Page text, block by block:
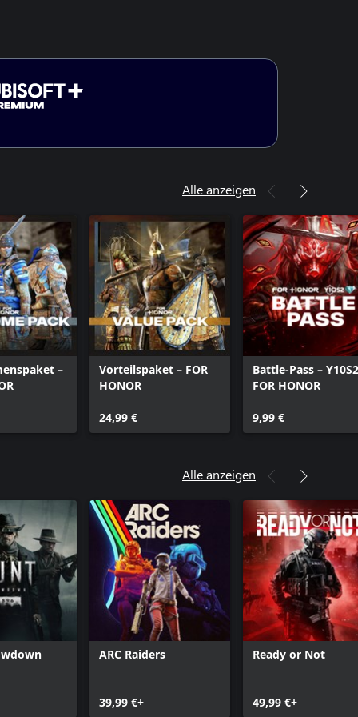
Alle anzeigen
–
Vorteilspaket – FOR
HONOR
24,99 €
Battle-Pass –
FOR HONOR
9,99 €
Alle anzeigen
ARC Raiders
39,99 €+
Ready or Not
49,99 €+